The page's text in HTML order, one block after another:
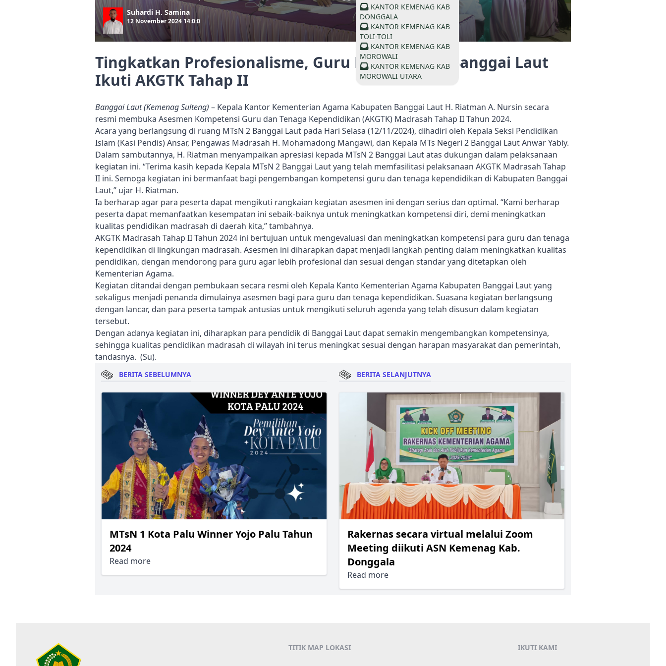
KANTOR KEMENAG KAB
DONGGALA
KANTOR KEMENAG KAB
TOLI-TOLI
KANTOR KEMENAG KAB
MOROWALI
KANTOR KEMENAG KAB
MOROWALI UTARA
Suhardi H. Samina
12 November 2024 14:0:0
Tingkatkan Profesionalisme, Guru Madrasah di Banggai Laut
Ikuti AKGTK Tahap II
Banggai Laut (Kemenag Sulteng) – Kepala Kantor Kementerian Agama Kabupaten Banggai Laut H. Riatman A. Nursin secara
resmi membuka Asesmen Kompetensi Guru dan Tenaga Kependidikan (AKGTK) Madrasah Tahap II Tahun 2024.
Acara yang berlangsung di ruang MTsN 2 Banggai Laut pada Hari Selasa (12/11/2024), dihadiri oleh Kepala Seksi Pendidikan
Islam (Kasi Pendis) Ansar, Pengawas Madrasah H. Mohamadong Mangawi, dan Kepala MTs Negeri 2 Banggai Laut Anwar Yabiy.
Dalam sambutannya, H. Riatman menyampaikan apresiasi kepada MTsN 2 Banggai Laut atas dukungan dalam pelaksanaan
kegiatan ini. “Terima kasih kepada Kepala MTsN 2 Banggai Laut yang telah memfasilitasi pelaksanaan AKGTK Madrasah Tahap
II ini. Semoga kegiatan ini bermanfaat bagi pengembangan kompetensi guru dan tenaga kependidikan di Kabupaten Banggai
Laut,” ujar H. Riatman.
Ia berharap agar para peserta dapat mengikuti rangkaian kegiatan asesmen ini dengan serius dan optimal. “Kami berharap
peserta dapat memanfaatkan kesempatan ini sebaik-baiknya untuk meningkatkan kompetensi diri, demi meningkatkan
kualitas pendidikan madrasah di daerah kita,” tambahnya.
AKGTK Madrasah Tahap II Tahun 2024 ini bertujuan untuk mengevaluasi dan meningkatkan kompetensi para guru dan tenaga
kependidikan di lingkungan madrasah. Asesmen ini diharapkan dapat menjadi langkah penting dalam meningkatkan kualitas
pendidikan, dengan mendorong para guru agar lebih profesional dan sesuai dengan standar yang ditetapkan oleh
Kementerian Agama.
Kegiatan ditandai dengan pembukaan secara resmi oleh Kepala Kanto Kementerian Agama Kabupaten Banggai Laut yang
sekaligus menjadi penanda dimulainya asesmen bagi para guru dan tenaga kependidikan. Suasana kegiatan berlangsung
dengan lancar, dan para peserta tampak antusias untuk mengikuti seluruh agenda yang telah disusun dalam kegiatan
tersebut.
Dengan adanya kegiatan ini, diharapkan para pendidik di Banggai Laut dapat semakin mengembangkan kompetensinya,
sehingga kualitas pendidikan madrasah di wilayah ini terus meningkat sesuai dengan harapan masyarakat dan pemerintah,
tandasnya. (Su).
BERITA SEBELUMNYA
MTsN 1 Kota Palu Winner Yojo Palu Tahun
2024
Read more
BERITA SELANJUTNYA
Rakernas secara virtual melalui Zoom
Meeting diikuti ASN Kemenag Kab.
Donggala
Read more
TITIK MAP LOKASI IKUTI KAMI